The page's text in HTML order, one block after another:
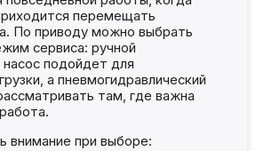
перемещать
По приводу можно выбрать
сервиса: ручной
насос подойдет для
а пневмогидравлический
там, где важна
внимание при выборе: